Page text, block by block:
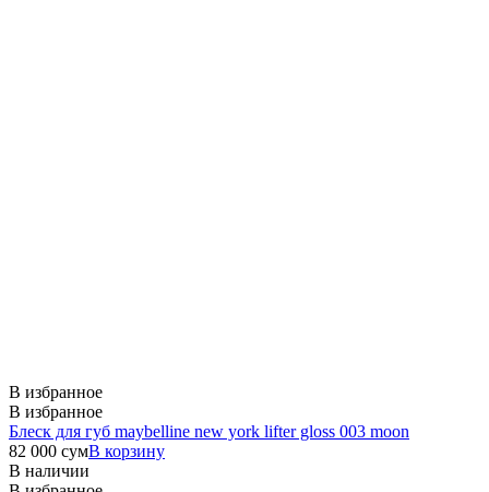
В избранное
В избранное
Блеск для губ maybelline new york lifter gloss 003 moon
82 000 сумВ корзину
В наличии